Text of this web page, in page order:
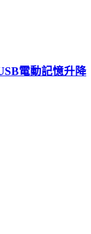
電動記憶升降